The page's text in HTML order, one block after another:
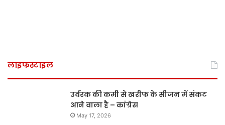
लाइफस्टाइल
उर्वरक की कमी से खरीफ के सीजन में संकट
आने वाला है – कांग्रेस
May 17, 2026